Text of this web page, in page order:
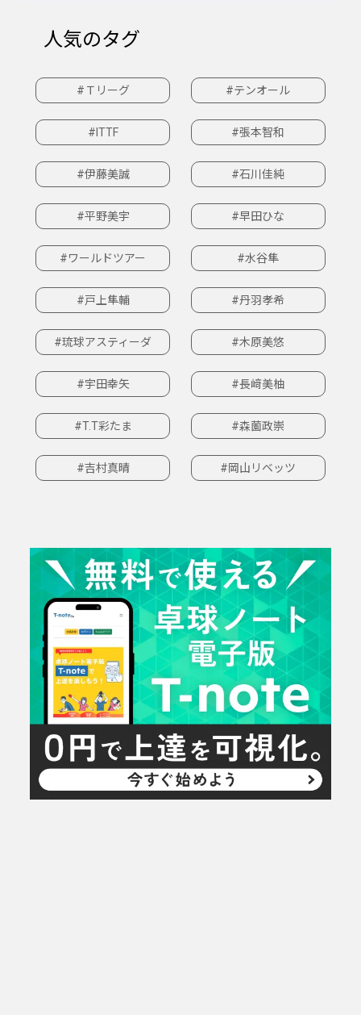
人気のタグ
#Ｔリーグ #テンオール
#ITTF #張本智和
#伊藤美誠 #石川佳純
#平野美宇 #早田ひな
#ワールドツアー #水谷隼
#戸上隼輔 #丹羽孝希
#琉球アスティーダ #木原美悠
#宇田幸矢 #長﨑美柚
#T.T彩たま #森薗政崇
#吉村真晴 #岡山リベッツ